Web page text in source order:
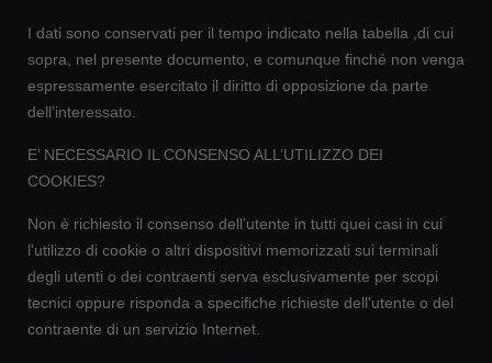
I dati sono conservati per il tempo indicato nella tabella ,di cui
sopra, nel presente documento, e comunque finché non venga
espressamente esercitato il diritto di opposizione da parte
dell’interessato.
E’ NECESSARIO IL CONSENSO ALL’UTILIZZO DEI
COOKIES?
Non è richiesto il consenso dell’utente in tutti quei casi in cui
l'utilizzo di cookie o altri dispositivi memorizzati sui terminali
degli utenti o dei contraenti serva esclusivamente per scopi
tecnici oppure risponda a specifiche richieste dell'utente o del
contraente di un servizio Internet.